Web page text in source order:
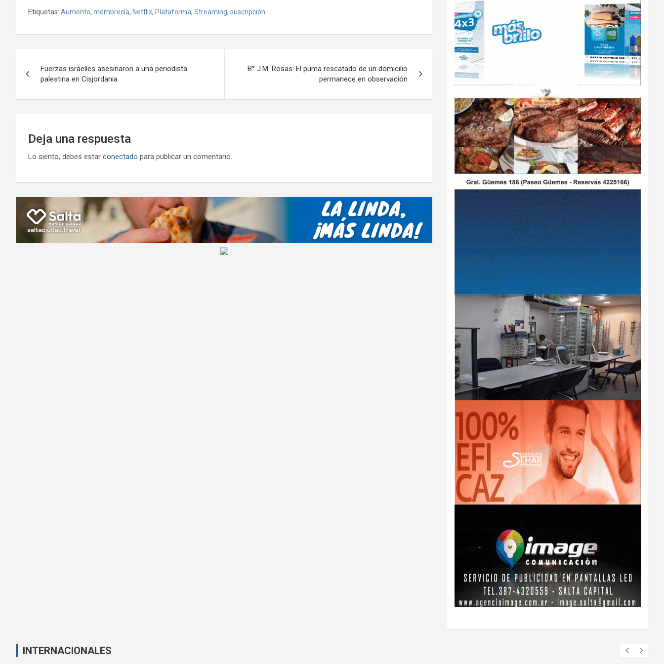
a
ce
b
o
k
tt
er
at
s
p
p
el
e
gr
m
m
ail
m
ail
a
h
o
M
es
se
n
er
p
tir
Etiquetas: Aumento, membrecía, Netflix, Plataforma, Streaming, suscripción
de
entradas
Fuerzas israelíes asesinaron a una periodista
palestina en Cisjordania
B° J.M. Rosas: El puma rescatado de un domicilio
permanece en observación
Deja una respuesta
Lo siento, debes estar conectado para publicar un comentario.
INTERNACIONALES